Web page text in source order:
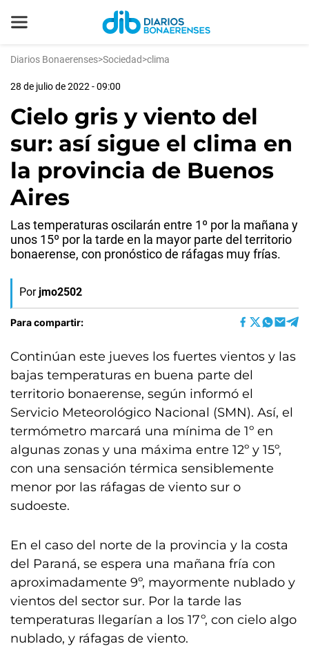
Diarios Bonaerenses>Sociedad>clima
28 de julio de 2022 - 09:00
Cielo gris y viento del
sur: así sigue el clima en
la provincia de Buenos
Aires
Las temperaturas oscilarán entre 1º por la mañana y
unos 15º por la tarde en la mayor parte del territorio
bonaerense, con pronóstico de ráfagas muy frías.
Por jmo2502
Para compartir:
Continúan este jueves los fuertes vientos y las
bajas temperaturas en buena parte del
territorio bonaerense, según informó el
Servicio Meteorológico Nacional (SMN). Así, el
termómetro marcará una mínima de 1º en
algunas zonas y una máxima entre 12º y 15º,
con una sensación térmica sensiblemente
menor por las ráfagas de viento sur o
sudoeste.
En el caso del norte de la provincia y la costa
del Paraná, se espera una mañana fría con
aproximadamente 9º, mayormente nublado y
vientos del sector sur. Por la tarde las
temperaturas llegarían a los 17º, con cielo algo
nublado, y ráfagas de viento.